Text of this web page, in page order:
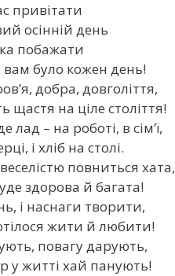
привітати
осінній день
побажати
вам було кожен день!
добра, довголіття,
щастя на ціле століття!
лад – на роботі, в сім’ї,
і хліб на столі.
повниться хата,
здорова й багата!
і наснаги творити,
жити й любити!
повагу дарують,
у житті хай панують!